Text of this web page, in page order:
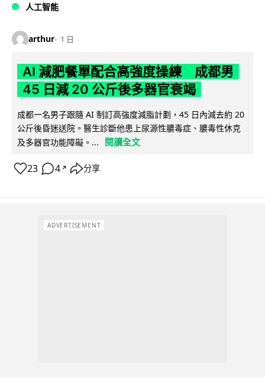
人工智能
arthur 1 日
AI 減肥餐單配合高強度操練 成都男
45 日減 20 公斤後多器官衰竭
成都一名男子跟隨 AI 制訂高強度減脂計劃，45 日內減去約 20
公斤後昏迷送院。醫生診斷他患上尿源性膿毒症、膿毒性休克
及多器官功能障礙。...
閱讀全文
23 4 ↗ 分享
ADVERTISEMENT